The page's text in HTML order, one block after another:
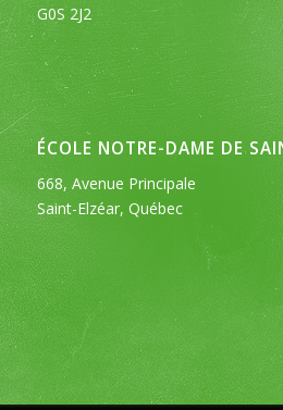
G0S 2J2
ÉCOLE NOTRE-DAME DE
668, Avenue Principale
Saint-Elzéar, Québec